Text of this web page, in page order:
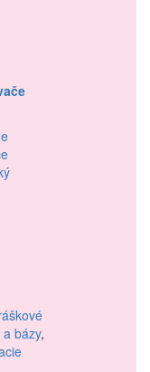
bázy,